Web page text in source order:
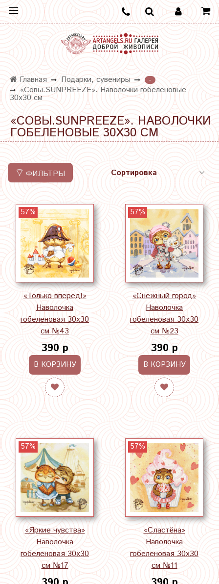
Главная Подарки, сувениры
-
«Совы.SUNPREEZE». Наволочки гобеленовые
30х30 см
«СОВЫ.SUNPREEZE». НАВОЛОЧКИ
ГОБЕЛЕНОВЫЕ 30Х30 СМ
ФИЛЬТРЫ
57%
«Только вперед!»
Наволочка
гобеленовая 30х30
см №43
390 р
В КОРЗИНУ
57%
«Снежный город»
Наволочка
гобеленовая 30х30
см №23
390 р
В КОРЗИНУ
57%
«Яркие чувства»
Наволочка
гобеленовая 30х30
см №17
57%
«Сластёна»
Наволочка
гобеленовая 30х30
см №11